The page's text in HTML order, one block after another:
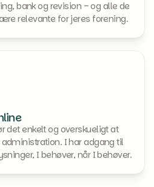
bank og revision – og alle de
relevante for jeres forening.
det enkelt og overskueligt at
I har adgang til
I behøver, når I behøver.